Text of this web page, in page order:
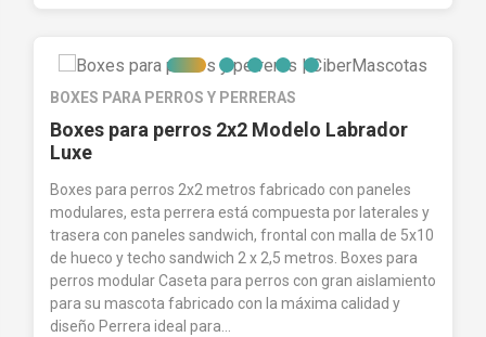
BOXES PARA PERROS Y PERRERAS
Boxes para perros 2x2 Modelo Labrador
Luxe
Boxes para perros 2x2 metros fabricado con paneles
modulares, esta perrera está compuesta por laterales y
trasera con paneles sandwich, frontal con malla de 5x10
de hueco y techo sandwich 2 x 2,5 metros. Boxes para
perros modular Caseta para perros con gran aislamiento
para su mascota fabricado con la máxima calidad y
diseño Perrera ideal para...